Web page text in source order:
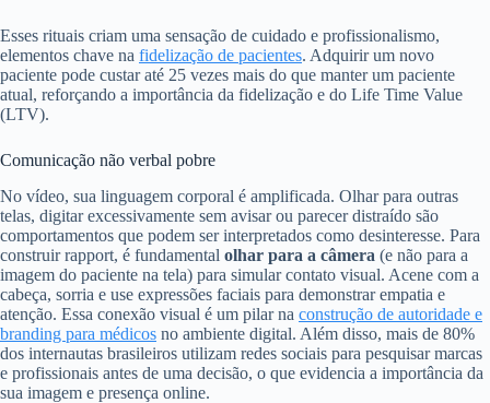
Esses rituais criam uma sensação de cuidado e profissionalismo,
elementos chave na fidelização de pacientes. Adquirir um novo
paciente pode custar até 25 vezes mais do que manter um paciente
atual, reforçando a importância da fidelização e do Life Time Value
(LTV).
Comunicação não verbal pobre
No vídeo, sua linguagem corporal é amplificada. Olhar para outras
telas, digitar excessivamente sem avisar ou parecer distraído são
comportamentos que podem ser interpretados como desinteresse. Para
construir rapport, é fundamental olhar para a câmera (e não para a
imagem do paciente na tela) para simular contato visual. Acene com a
cabeça, sorria e use expressões faciais para demonstrar empatia e
atenção. Essa conexão visual é um pilar na construção de autoridade e
branding para médicos no ambiente digital. Além disso, mais de 80%
dos internautas brasileiros utilizam redes sociais para pesquisar marcas
e profissionais antes de uma decisão, o que evidencia a importância da
sua imagem e presença online.